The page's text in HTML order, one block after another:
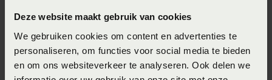
Deze website maakt gebruik van cookies
We gebruiken cookies om content en advertenties te
personaliseren, om functies voor social media te bieden
en om ons websiteverkeer te analyseren. Ook delen we
Levertijd
2-5 werkdagen
Verkrijgbaarheid